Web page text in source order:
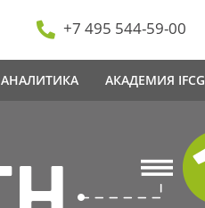
+7 495 544-59-00
АНАЛИТИКА АКАДЕМИЯ IFCG